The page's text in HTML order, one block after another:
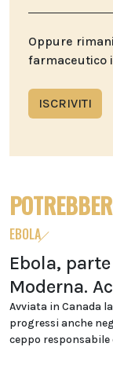
Oppure
farmaceutico
ISCRIVITI
EBOLA
Ebola,
Moderna.
Avviata in Canada la
progressi anche
ceppo responsabile